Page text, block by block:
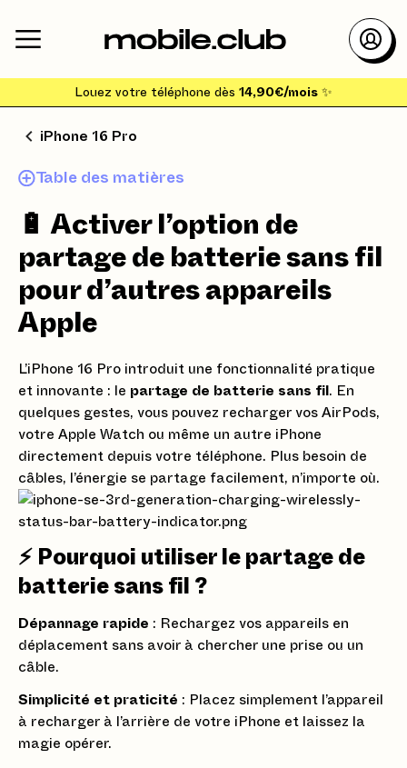
Louez votre téléphone dès 14,90€/mois ✨
iPhone 16 Pro
Table des matières
🔋 Activer l’option de
partage de batterie sans fil
pour d’autres appareils
Apple
L’iPhone 16 Pro introduit une fonctionnalité pratique
et innovante : le partage de batterie sans fil . En
quelques gestes, vous pouvez recharger vos AirPods,
votre Apple Watch ou même un autre iPhone
directement depuis votre téléphone. Plus besoin de
câbles, l’énergie se partage facilement, n’importe où.
⚡ Pourquoi utiliser le partage de
batterie sans fil ?
Dépannage rapide : Rechargez vos appareils en
déplacement sans avoir à chercher une prise ou un
câble.
Simplicité et praticité : Placez simplement l’appareil
à recharger à l’arrière de votre iPhone et laissez la
magie opérer.